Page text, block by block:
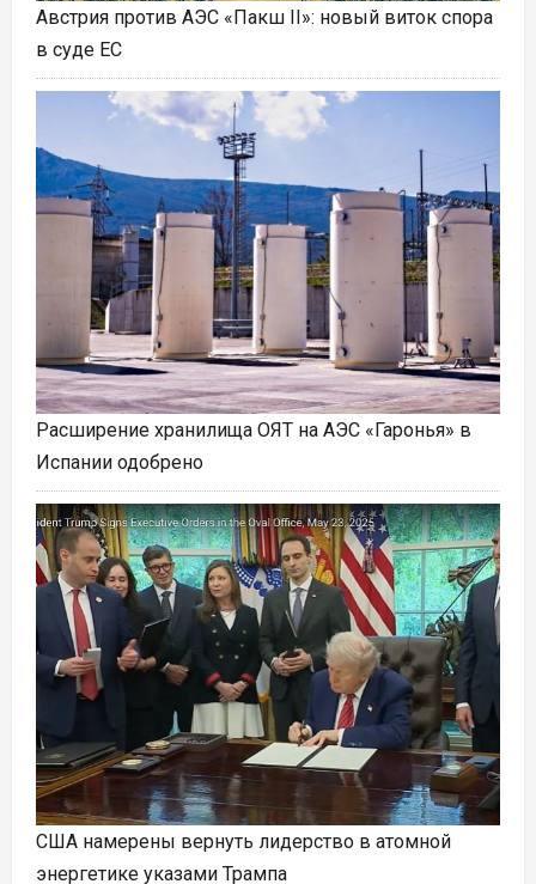
Австрия против АЭС «Пакш II»: новый виток спора
в суде ЕС
Расширение хранилища ОЯТ на АЭС «Гаронья» в
Испании одобрено
США намерены вернуть лидерство в атомной
энергетике указами Трампа